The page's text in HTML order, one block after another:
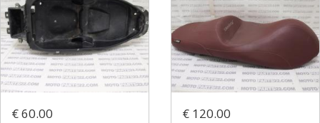
€ 60.00 € 120.00